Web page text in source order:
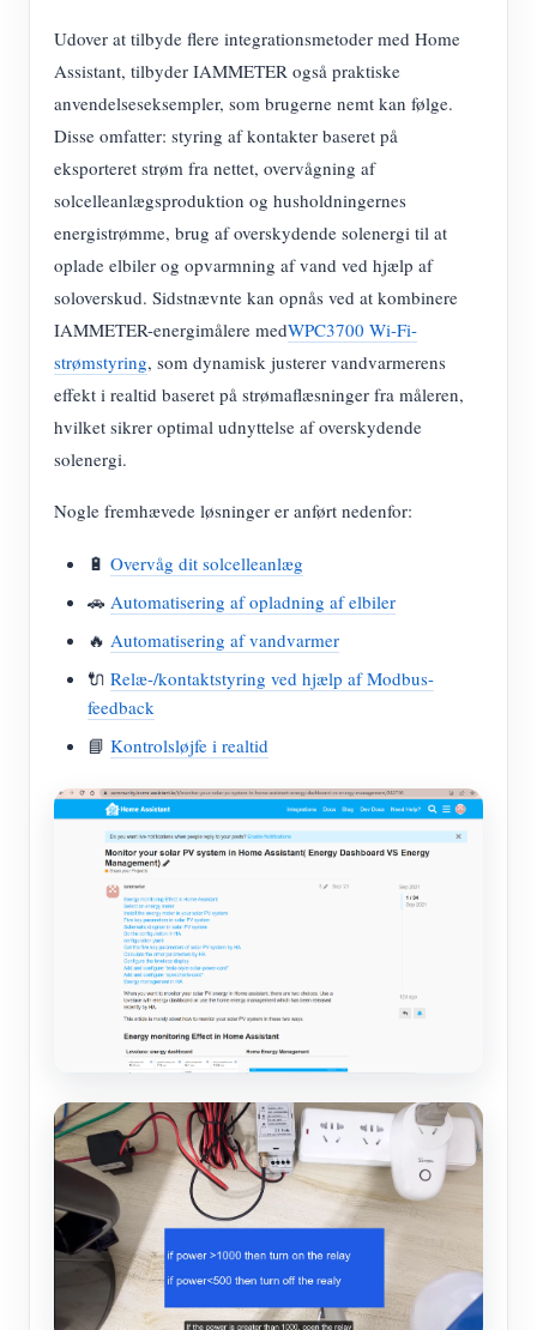
Udover at tilbyde flere integrationsmetoder med Home
Assistant, tilbyder IAMMETER også praktiske
anvendelseseksempler, som brugerne nemt kan følge.
Disse omfatter: styring af kontakter baseret på
eksporteret strøm fra nettet, overvågning af
solcelleanlægsproduktion og husholdningernes
energistrømme, brug af overskydende solenergi til at
oplade elbiler og opvarmning af vand ved hjælp af
soloverskud. Sidstnævnte kan opnås ved at kombinere
IAMMETER-energimålere medWPC3700 Wi-Fi-
strømstyring, som dynamisk justerer vandvarmerens
effekt i realtid baseret på strømaflæsninger fra måleren,
hvilket sikrer optimal udnyttelse af overskydende
solenergi.
Nogle fremhævede løsninger er anført nedenfor:
🔋 Overvåg dit solcelleanlæg
🚗 Automatisering af opladning af elbiler
🔥 Automatisering af vandvarmer
🔌 Relæ-/kontaktstyring ved hjælp af Modbus-
feedback
📘 Kontrolsløjfe i realtid